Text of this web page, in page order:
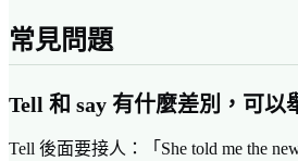
常見問題
Tell 和 say 有什麼差別，可以
Tell 後面要接人：「She told me the